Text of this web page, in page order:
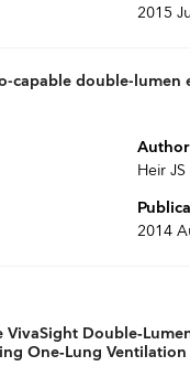
2015
capable double-lumen
Author
Heir
2014
One‑Lung Ventilation